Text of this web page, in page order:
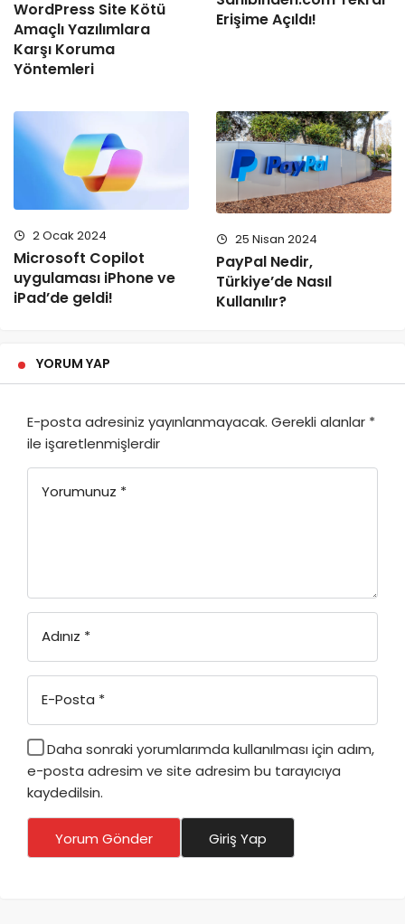
WordPress Site Kötü
Amaçlı Yazılımlara
Karşı Koruma
Yöntemleri
Erişime Açıldı!
2 Ocak 2024
Microsoft Copilot
uygulaması iPhone ve
iPad’de geldi!
25 Nisan 2024
PayPal Nedir,
Türkiye’de Nasıl
Kullanılır?
YORUM YAP
E-posta adresiniz yayınlanmayacak. Gerekli alanlar *
ile işaretlenmişlerdir
Yorumunuz *
Adınız *
E-Posta *
Daha sonraki yorumlarımda kullanılması için adım,
e-posta adresim ve site adresim bu tarayıcıya
kaydedilsin.
Yorum Gönder Giriş Yap